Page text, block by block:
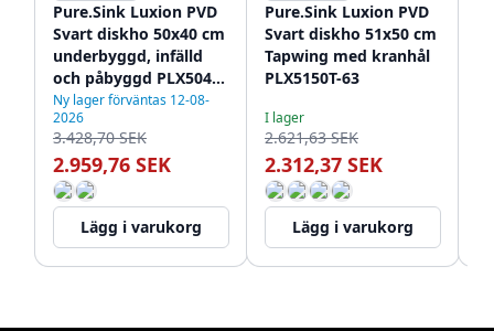
Pure.Sink Luxion PVD
Svart diskho 50x40 cm
underbyggd, infälld
och påbyggd PLX5040-
63
Ny lager förväntas 12-08-
2026
3.428,70 SEK
2.959,76 SEK
Lägg i varukorg
Pure.Sink Luxion PVD
Svart diskho 51x50 cm
Tapwing med kranhål
PLX5150T-63
I lager
2.621,63 SEK
2.312,37 SEK
Lägg i varukorg